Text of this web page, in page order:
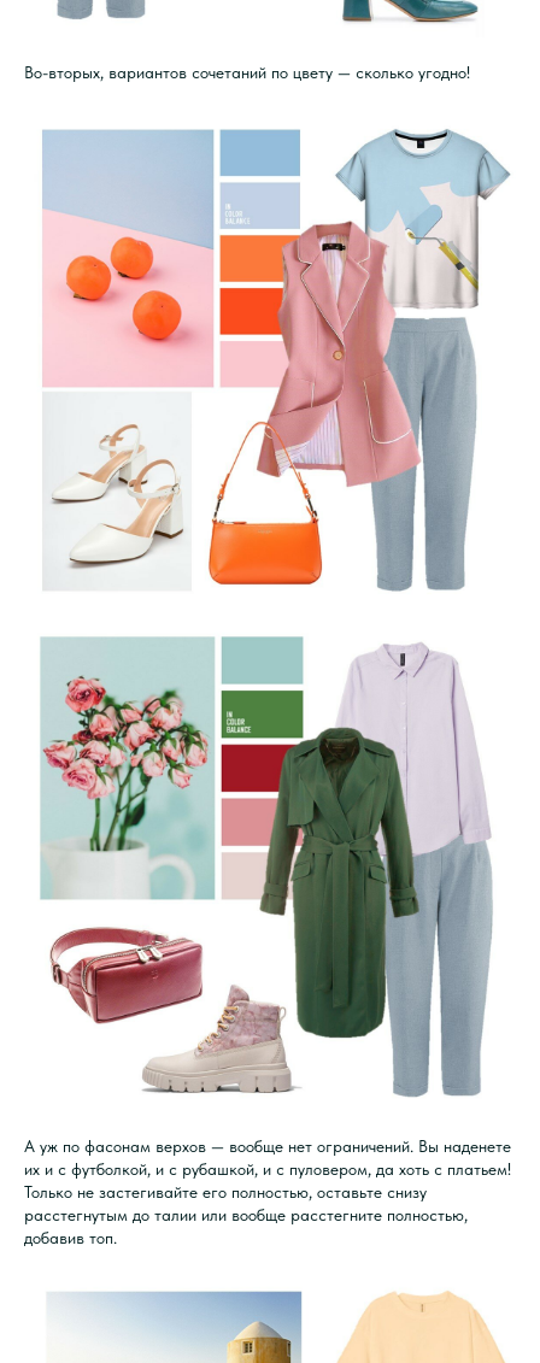
Во-вторых, вариантов сочетаний по цвету — сколько угодно!
А уж по фасонам верхов — вообще нет ограничений. Вы наденете
их и с футболкой, и с рубашкой, и с пуловером, да хоть с платьем!
Только не застегивайте его полностью, оставьте снизу
расстегнутым до талии или вообще расстегните полностью,
добавив топ.